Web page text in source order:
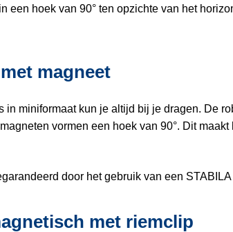
een hoek van 90° ten opzichte van het
magneet
in miniformaat kun je altijd bij je dragen. De
vormen een hoek van 90°. Dit
door het gebruik van een
met riemclip